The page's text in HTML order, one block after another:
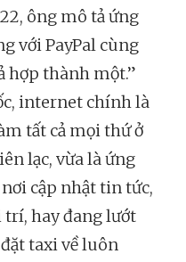
ông mô tả ứng
với PayPal cùng
hợp thành một.”
internet chính là
tất cả mọi thứ ở
lạc, vừa là ứng
cập nhật tin tức,
trí, hay đang lướt
taxi về luôn